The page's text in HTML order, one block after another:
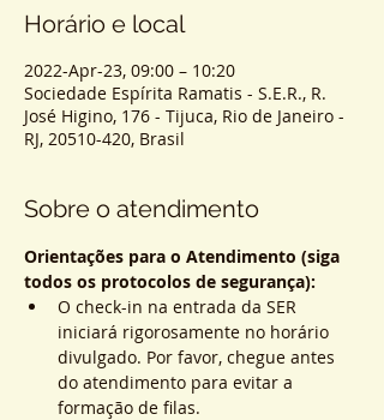
Horário e local
2022-Apr-23, 09:00 – 10:20
Sociedade Espírita Ramatis - S.E.R., R.
José Higino, 176 - Tijuca, Rio de Janeiro -
RJ, 20510-420, Brasil
Sobre o atendimento
Orientações para o Atendimento (siga
todos os protocolos de segurança):
O check-in na entrada da SER
iniciará rigorosamente no horário
divulgado. Por favor, chegue antes
do atendimento para evitar a
formação de filas.